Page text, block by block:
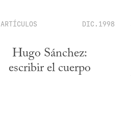
ARTÍCULOS DIC.1998
Hugo Sánchez:
escribir el cuerpo